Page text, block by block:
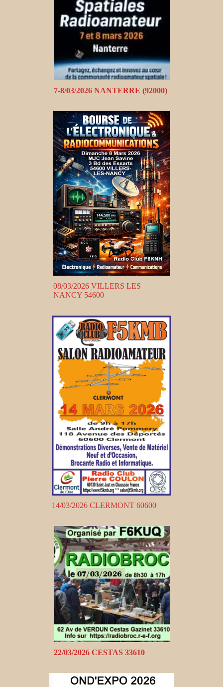
7-8/03/2026 NANTERRE (92000)
08/03/2026 VILLERS LES
NANCY 54600
14/03/2026 CLERMONT 60600
22/03/2026 CESTAS 33610